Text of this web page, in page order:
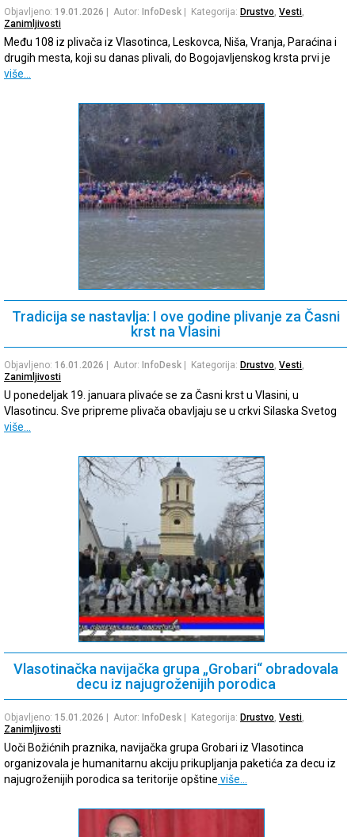
Objavljeno: 19.01.2026 | Autor: InfoDesk | Kategorija: Drustvo, Vesti,
Zanimljivosti
Među 108 iz plivača iz Vlasotinca, Leskovca, Niša, Vranja, Paraćina i
drugih mesta, koji su danas plivali, do Bogojavljenskog krsta prvi je
više…
Tradicija se nastavlja: I ove godine plivanje za Časni
krst na Vlasini
Objavljeno: 16.01.2026 | Autor: InfoDesk | Kategorija: Drustvo Vesti
Zanimljivosti
U ponedeljak 19. januara plivaće se za Časni krst u Vlasini, u
Vlasotincu. Sve pripreme plivača obavljaju se u crkvi Silaska Svetog
više…
Vlasotinačka navijačka grupa „Grobari“ obradovala
decu iz najugroženijih porodica
Objavljeno: 15.01.2026 | Autor: InfoDesk | Kategorija: Drustvo, Vesti,
Zanimljivosti
Uoči Božićnih praznika, navijačka grupa Grobari iz Vlasotinca
organizovala je humanitarnu akciju prikupljanja paketića za decu iz
najugroženijih porodica sa teritorije opštine više…